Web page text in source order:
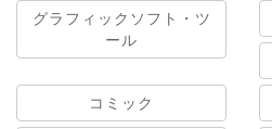
グラフィックソフト・ツ
ール
コミック